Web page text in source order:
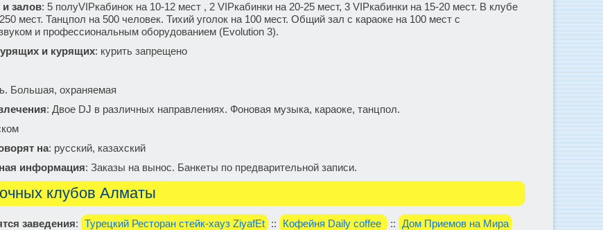
залов: 5 полуVIPкабинок на 10-12 мест , 2 VIPкабинки на 20-25 мест, 3 VIPкабинки на 15-20 мест. В клубе
мест. Танцпол на 500 человек. Тихий уголок на 100 мест. Общий зал с караоке на 100 мест c
и профессиональным оборудованием (Еvolution 3).
и курящих: курить запрещено
Большая, охраняемая
: Двое DJ в различных направлениях. Фоновая музыка, караоке, танцпол.
на: русский, казахский
информация: Заказы на вынос. Банкеты по предварительной записи.
клубов Алматы
заведения: Турецкий Ресторан стейк-хауз ZiyafEt :: Кофейня Daily coffee :: Дом Приемов на Мира